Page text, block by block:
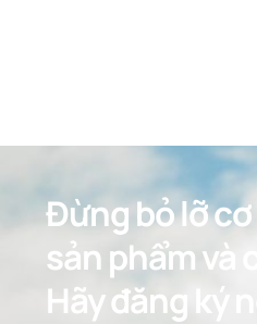
Đừng bỏ lỡ
sản phẩm và
Hãy đăng ký